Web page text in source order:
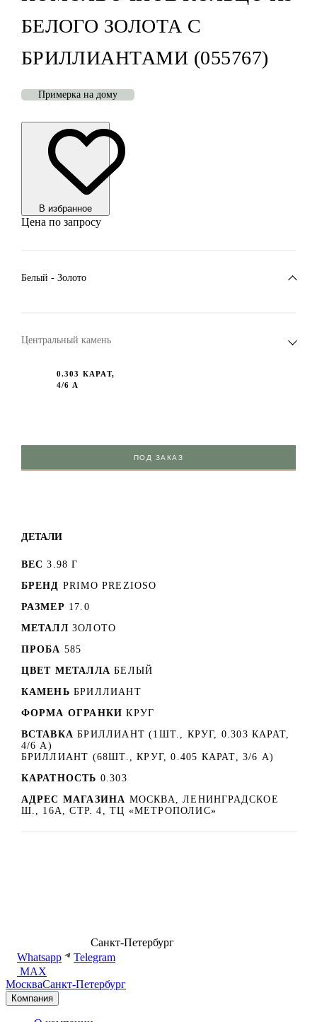
БЕЛОГО ЗОЛОТА С
БРИЛЛИАНТАМИ (055767)
Примерка на дому
В избранноe
Цена по запросу
Белый - Золото
Центральный камень
0.303 КАРАТ,
4/6 А
ПОД ЗАКАЗ
ДЕТАЛИ
ВЕС 3.98 Г
БРЕНД PRIMO PREZIOSO
РАЗМЕР 17.0
МЕТАЛЛ ЗОЛОТО
ПРОБА 585
ЦВЕТ МЕТАЛЛА БЕЛЫЙ
КАМЕНЬ БРИЛЛИАНТ
ФОРМА ОГРАНКИ КРУГ
ВСТАВКА БРИЛЛИАНТ (1ШТ., КРУГ, 0.303 КАРАТ,
4/6 А)
БРИЛЛИАНТ (68ШТ., КРУГ, 0.405 КАРАТ, 3/6 А)
КАРАТНОСТЬ 0.303
АДРЕС МАГАЗИНА МОСКВА, ЛЕНИНГРАДСКОЕ
Ш., 16А, СТР. 4, ТЦ «МЕТРОПОЛИС»
Санкт-Петербург
Whatsapp
Telegram
MAX
МоскваСанкт-Петербург
Компания